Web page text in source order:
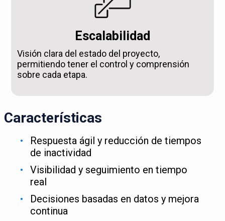
Escalabilidad
Visión clara del estado del proyecto,
permitiendo tener el control y comprensión
sobre cada etapa.
Características
Respuesta ágil y reducción de tiempos
de inactividad
Visibilidad y seguimiento en tiempo
real
Decisiones basadas en datos y mejora
continua